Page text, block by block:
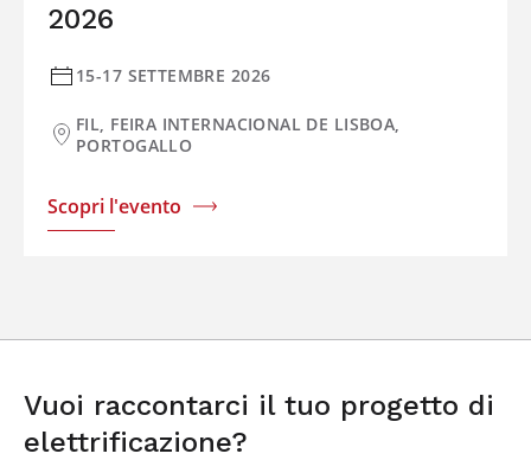
2026
15-17 SETTEMBRE 2026
FIL, FEIRA INTERNACIONAL DE LISBOA,
PORTOGALLO
Scopri l'evento
Vuoi raccontarci il tuo progetto di
elettrificazione?